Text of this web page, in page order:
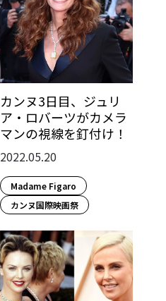
カンヌ3日目、ジュリ
ア・ロバーツがカメラ
マンの視線を釘付け！
2022.05.20
Madame Figaro
カンヌ国際映画祭